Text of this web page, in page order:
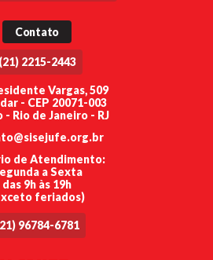
Contato
(21) 2215-2443
Vargas, 509
- CEP 20071-003
- Rio de Janeiro - RJ
de Atendimento:
a Sexta
das 9h às 19h
feriados)
96784-6781